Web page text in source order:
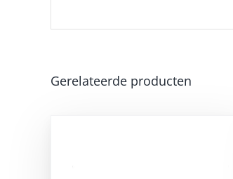
Gerelateerde producten